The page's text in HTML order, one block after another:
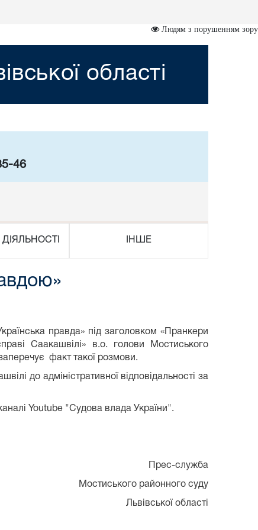
Людям з порушенням зору
області
46
ІНШЕ
правда» під заголовком «Пранкери
Саакашвілі» в.о. голови Мостиського
факт такої розмови.
до адміністративної відповідальності за
Youtube "Судова влада України".
Прес-служба
Мостиського районного суду
Львівської області